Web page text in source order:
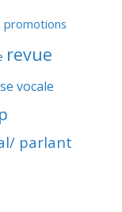
promotions
revue
vocale
parlant